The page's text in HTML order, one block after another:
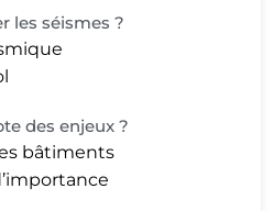
les séismes ?
des enjeux ?
bâtiments